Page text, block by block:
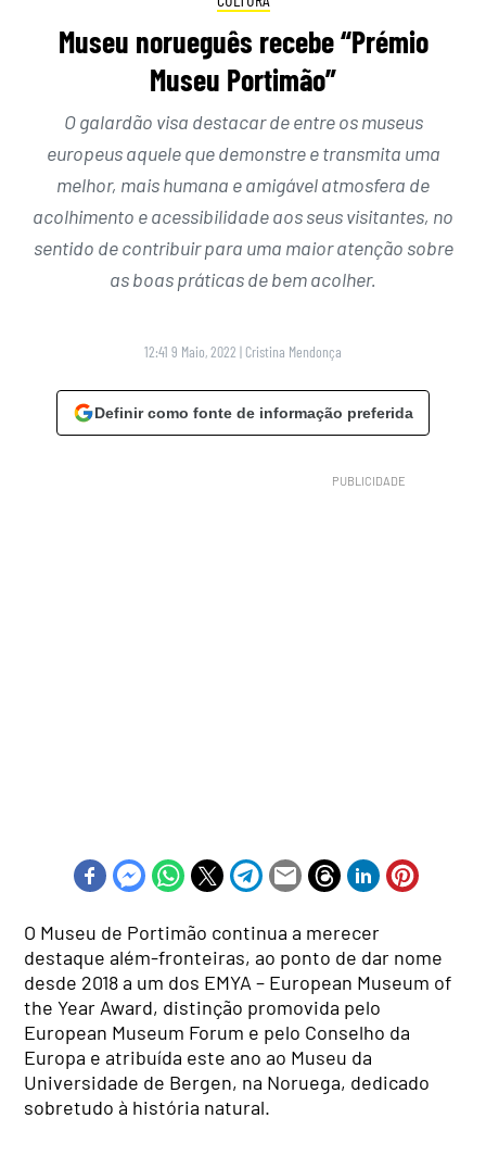
Museu norueguês recebe “Prémio
Museu Portimão”
O galardão visa destacar de entre os museus
europeus aquele que demonstre e transmita uma
melhor, mais humana e amigável atmosfera de
acolhimento e acessibilidade aos seus visitantes, no
sentido de contribuir para uma maior atenção sobre
as boas práticas de bem acolher.
12:41 9 Maio, 2022 | Cristina Mendonça
Definir como fonte de informação preferida
O Museu de Portimão continua a merecer
destaque além-fronteiras, ao ponto de dar nome
desde 2018 a um dos EMYA – European Museum of
the Year Award, distinção promovida pelo
European Museum Forum e pelo Conselho da
Europa e atribuída este ano ao Museu da
Universidade de Bergen, na Noruega, dedicado
sobretudo à história natural.